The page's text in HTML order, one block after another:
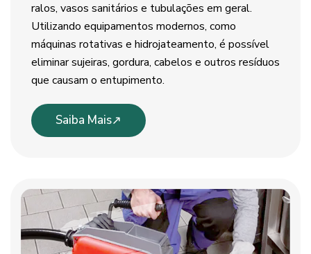
ralos, vasos sanitários e tubulações em geral.
Utilizando equipamentos modernos, como
máquinas rotativas e hidrojateamento, é possível
eliminar sujeiras, gordura, cabelos e outros resíduos
que causam o entupimento.
Saiba Mais